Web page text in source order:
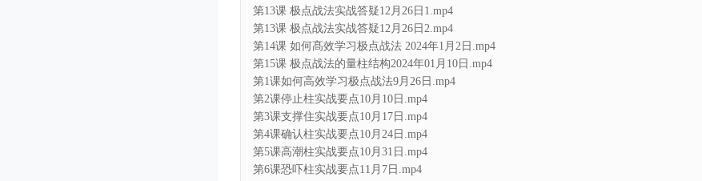
第13课 极点战法实战答疑12月26日1.mp4
第13课 极点战法实战答疑12月26日2.mp4
第14课 如何髙效学习极点战法 2024年1月2日.mp4
第15课 极点战法的量柱结构2024年01月10日.mp4
第1课如何高效学习极点战法9月26日.mp4
第2课停止柱实战要点10月10日.mp4
第3课支撑住实战要点10月17日.mp4
第4课确认柱实战要点10月24日.mp4
第5课高潮柱实战要点10月31日.mp4
第6课恐吓柱实战要点11月7日.mp4